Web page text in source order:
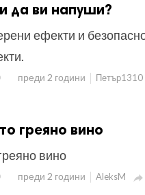
да ви напуши?
ефекти и
преди 2 години Петър1310
греяно вино
вино
преди 2 години AleksM 